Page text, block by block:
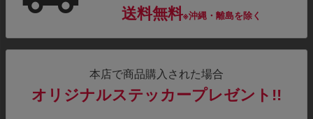
送料無料※沖縄・離島を除く
本店で商品購入された場合
オリジナルステッカープレゼント!!